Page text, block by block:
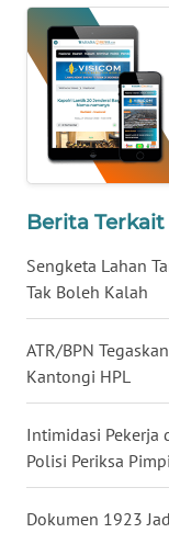
Berita Terkait
Sengketa Lahan
Tak Boleh Kalah
ATR/BPN
Kantongi HPL
Intimidasi Pekerja
Polisi Periksa
Dokumen 1923
WN
SULTENG
WN
SULBAR
WN
BABEL
WN
SUMBAR
WN
WN